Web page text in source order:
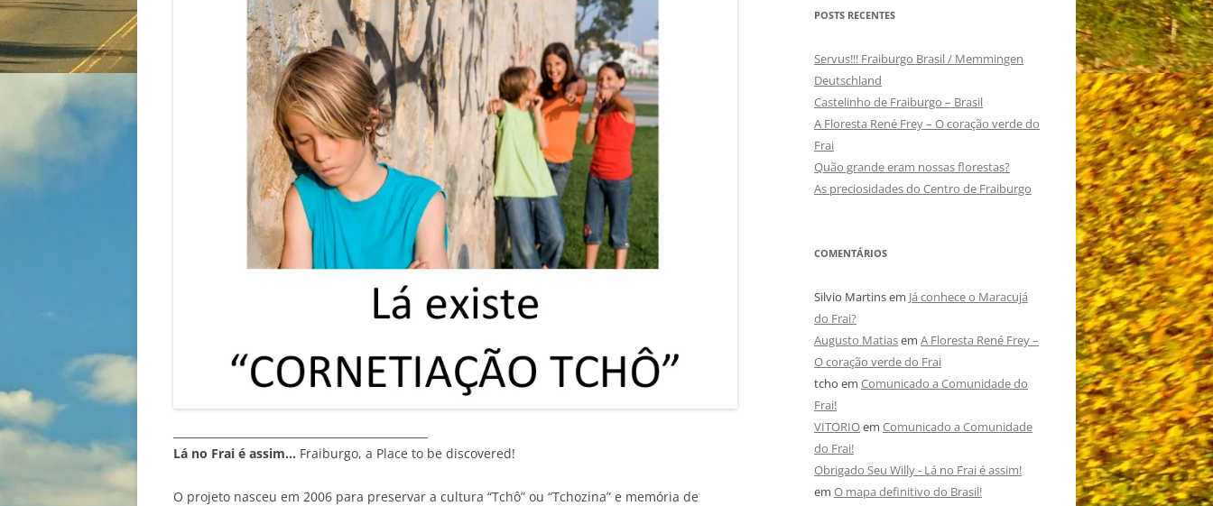
Lá no Frai é assim… Fraiburgo, a Place to be discovered!
O projeto nasceu em 2006 para preservar a cultura “Tchô” ou “Tchozina” e memória de
POSTS RECENTES
Servus!!! Fraiburgo Brasil / Memmingen
Deutschland
Castelinho de Fraiburgo – Brasil
A Floresta René Frey – O coração verde do
Frai
Quão grande eram nossas florestas?
As preciosidades do Centro de Fraiburgo
COMENTÁRIOS
Silvio Martinsem Já conhece o Maracujá
do Frai?
Augusto Matiasem A Floresta René Frey –
O coração verde do Frai
tcho em Comunicado a Comunidade do
Frai!
VITORIOem Comunicado a Comunidade
do Frai!
Obrigado Seu Willy - Lá no Frai é assim!
em O mapa definitivo do Brasil!